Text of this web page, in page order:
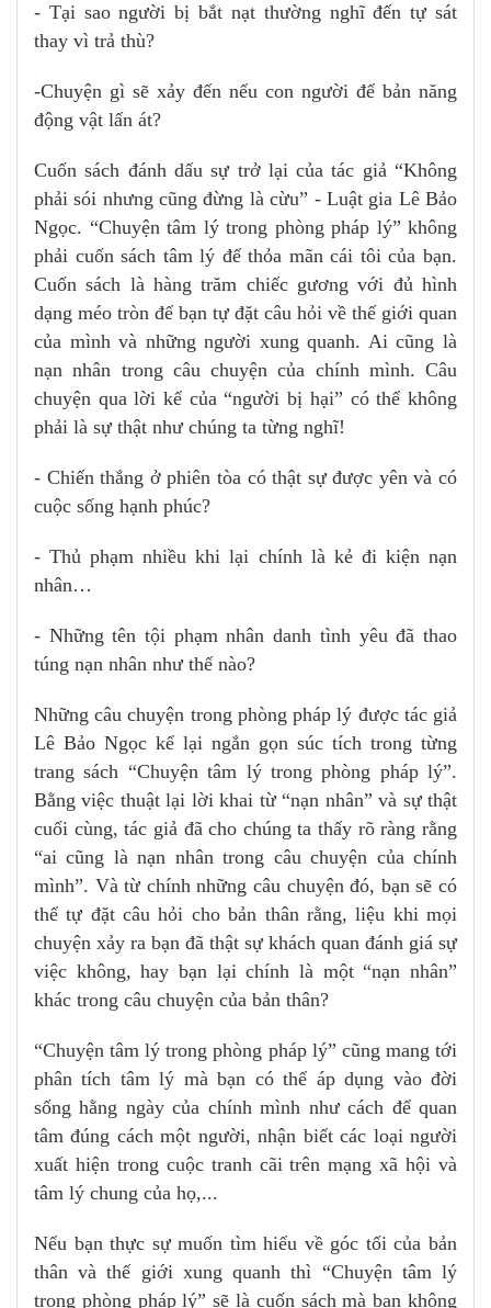
- Tại sao người bị bắt nạt thường nghĩ đến tự sát
thay vì trả thù?
-Chuyện gì sẽ xảy đến nếu con người để bản năng
động vật lấn át?
Cuốn sách đánh dấu sự trở lại của tác giả “Không
phải sói nhưng cũng đừng là cừu” - Luật gia Lê Bảo
Ngọc. “Chuyện tâm lý trong phòng pháp lý” không
phải cuốn sách tâm lý để thỏa mãn cái tôi của bạn.
Cuốn sách là hàng trăm chiếc gương với đủ hình
dạng méo tròn để bạn tự đặt câu hỏi về thế giới quan
của mình và những người xung quanh. Ai cũng là
nạn nhân trong câu chuyện của chính mình. Câu
chuyện qua lời kể của “người bị hại” có thể không
phải là sự thật như chúng ta từng nghĩ!
- Chiến thắng ở phiên tòa có thật sự được yên và có
cuộc sống hạnh phúc?
- Thủ phạm nhiều khi lại chính là kẻ đi kiện nạn
nhân…
- Những tên tội phạm nhân danh tình yêu đã thao
túng nạn nhân như thế nào?
Những câu chuyện trong phòng pháp lý được tác giả
Lê Bảo Ngọc kể lại ngắn gọn súc tích trong từng
trang sách “Chuyện tâm lý trong phòng pháp lý”.
Bằng việc thuật lại lời khai từ “nạn nhân” và sự thật
cuối cùng, tác giả đã cho chúng ta thấy rõ ràng rằng
“ai cũng là nạn nhân trong câu chuyện của chính
mình”. Và từ chính những câu chuyện đó, bạn sẽ có
thể tự đặt câu hỏi cho bản thân rằng, liệu khi mọi
chuyện xảy ra bạn đã thật sự khách quan đánh giá sự
việc không, hay bạn lại chính là một “nạn nhân”
khác trong câu chuyện của bản thân?
“Chuyện tâm lý trong phòng pháp lý” cũng mang tới
phân tích tâm lý mà bạn có thể áp dụng vào đời
sống hằng ngày của chính mình như cách để quan
tâm đúng cách một người, nhận biết các loại người
xuất hiện trong cuộc tranh cãi trên mạng xã hội và
tâm lý chung của họ,...
Nếu bạn thực sự muốn tìm hiểu về góc tối của bản
thân và thế giới xung quanh thì “Chuyện tâm lý
trong phòng pháp lý” sẽ là cuốn sách mà bạn không